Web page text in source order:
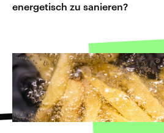
energetisch zu sanieren?